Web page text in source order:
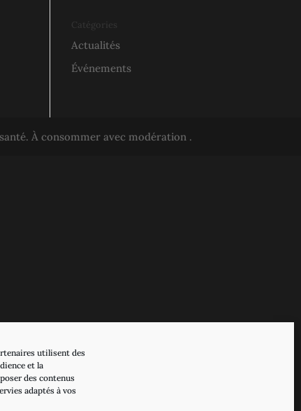
utilisent des
et la
des contenus
adaptés à vos
Catégories
Actualités
Événements
À consommer avec modération .